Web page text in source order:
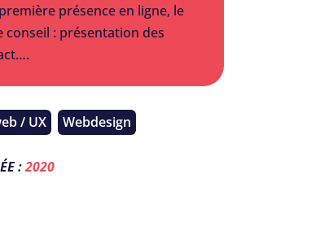
présence en ligne, le
conseil : présentation des
/ UX Webdesign
:2020